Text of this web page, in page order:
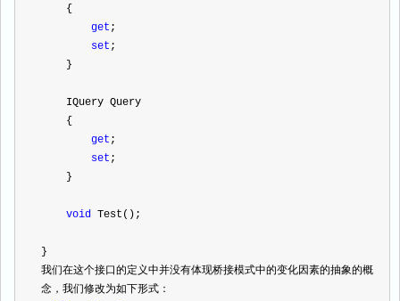
    {
get ;
set ;
    }
    IQuery Query
    {
get ;
set ;
    }
void Test();
}
我们在这个接口的定义中并没有体现桥接模式中的变化因素的抽象的概
念，我们修改为如下形式：